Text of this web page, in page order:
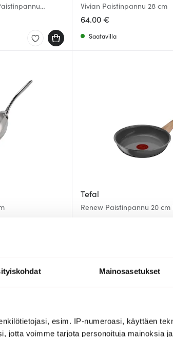
Mainosasetukset
esim. IP-numeroasi, käyttäen
jotta voimme tarjota personoituja mainoksia
Vivian Paistinpannu 28 cm
64.00 €
Saatavilla
Tefal
Renew Paistinpannu 20